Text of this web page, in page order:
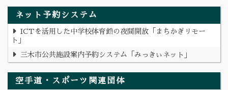
ネット予約システム
ICTを活用した中学校体育館の夜間開放「まちかぎリモー
ト」
三木市公共施設案内予約システム「みっきぃネット」
空手道・スポーツ関連団体